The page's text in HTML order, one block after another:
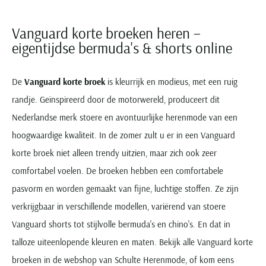
Grote maten overhemden
Grote maten herenkleding
Populaire materialen
Flanellen overhemden
Linnen overhemden
Denim overhemden
Katoenen overhemden
Corduroy overhemden
Blauwe polo heren
Groene polo heren
Populaire lijnen
Ralph Lauren Slim Fit polo
Ralph Lauren Custom Fit polo
Lacoste Slim Fit polo
Deals
Buy 2 save €20
Wollen vest
Fleece trui
Grote maten
Grote maten truien
Grote maten vesten
Grote maten truien & vesten
Grote maten specialist
Grote maten
Grote maten herenmode
Populaire fits
Broeken slim fit
Jeans slim fit
Cargo broeken
Grote maten specialist
Gewatteerde jassen
Parka jassen
Mantel jassen
Regenjassen
Bomber jacks
Windjacks
Softshell jassen
Peuterey
Pierre Cardin
Polo Ralph Lauren
Portofino
PME Legend
Profuomo
Rehab
Replay
Reset
Roy Robson
Schiesser
Vanguard korte broeken heren –
eigentijdse bermuda's & shorts online
De Vanguard korte broek is kleurrijk en modieus, met een ruig
randje. Geïnspireerd door de motorwereld, produceert dit
Nederlandse merk stoere en avontuurlijke herenmode van een
hoogwaardige kwaliteit. In de zomer zult u er in een Vanguard
korte broek niet alleen trendy uitzien, maar zich ook zeer
comfortabel voelen. De broeken hebben een comfortabele
pasvorm en worden gemaakt van fijne, luchtige stoffen. Ze zijn
verkrijgbaar in verschillende modellen, variërend van stoere
Vanguard shorts tot stijlvolle bermuda's en chino's. En dat in
talloze uiteenlopende kleuren en maten. Bekijk alle Vanguard korte
broeken in de webshop van Schulte Herenmode, of kom eens